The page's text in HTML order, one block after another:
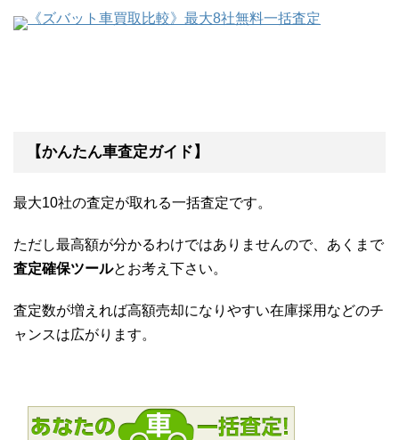
《ズバット車買取比較》最大8社無料一括査定
【かんたん車査定ガイド】
最大10社の査定が取れる一括査定です。
ただし最高額が分かるわけではありませんので、あくまで
査定確保ツールとお考え下さい。
査定数が増えれば高額売却になりやすい在庫採用などのチ
ャンスは広がります。